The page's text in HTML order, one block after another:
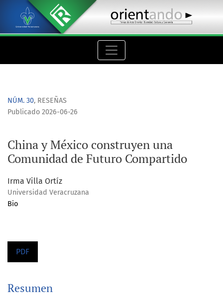
China y México construyen una Comunidad de Futuro
NÚM. 30, RESEÑAS
China y México construyen una
Comunidad de Futuro Compartido
Publicado 2026-06-26
Irma Villa Ortíz
Universidad Veracruzana
Bio
PDF
Resumen